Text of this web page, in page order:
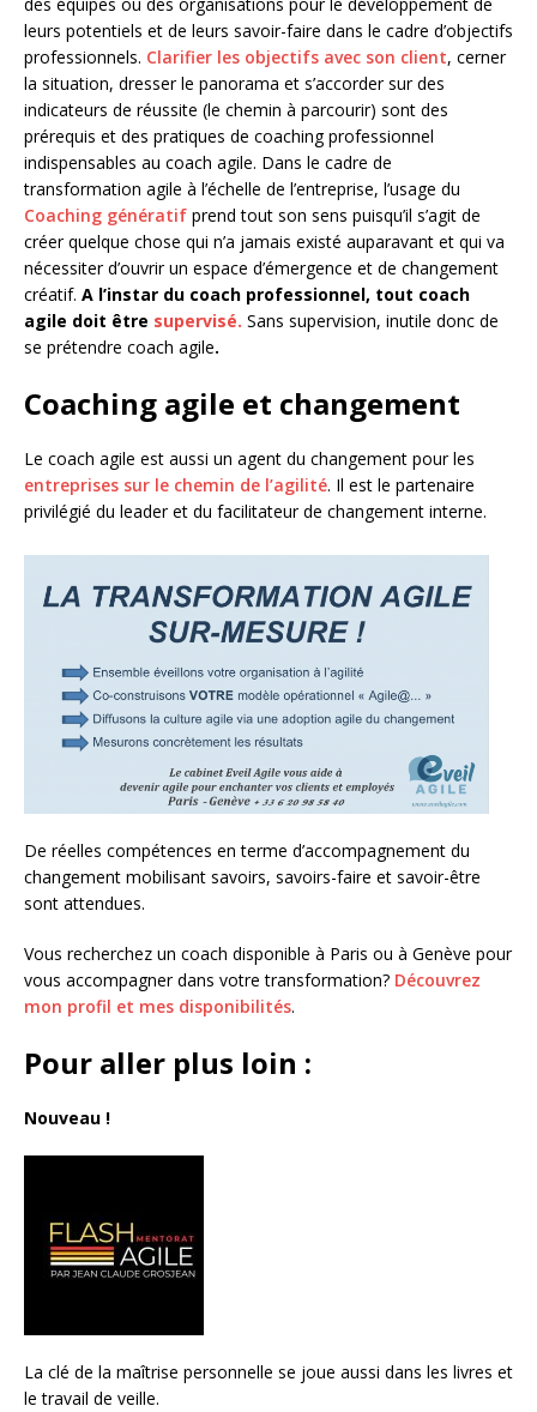
leurs potentiels et de leurs savoir-faire dans le cadre d’objectifs
professionnels. Clarifier les objectifs avec son client, cerner
la situation, dresser le panorama et s’accorder sur des
indicateurs de réussite (le chemin à parcourir) sont des
prérequis et des pratiques de coaching professionnel
indispensables au coach agile. Dans le cadre de
transformation agile à l’échelle de l’entreprise, l’usage du
Coaching génératif prend tout son sens puisqu’il s’agit de
créer quelque chose qui n’a jamais existé auparavant et qui va
nécessiter d’ouvrir un espace d’émergence et de changement
créatif. A l’instar du coach professionnel, tout coach
agile doit être supervisé. Sans supervision, inutile donc de
se prétendre coach agile.
Coaching agile et changement
Le coach agile est aussi un agent du changement pour les
entreprises sur le chemin de l’agilité. Il est le partenaire
privilégié du leader et du facilitateur de changement interne.
De réelles compétences en terme d’accompagnement du
changement mobilisant savoirs, savoirs-faire et savoir-être
sont attendues.
Vous recherchez un coach disponible à Paris ou à Genève pour
vous accompagner dans votre transformation? Découvrez
mon profil et mes disponibilités.
Pour aller plus loin :
Nouveau !
La clé de la maîtrise personnelle se joue aussi dans les livres et
le travail de veille.